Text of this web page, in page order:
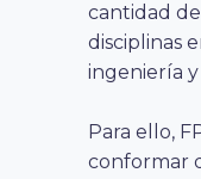
cantidad
disciplinas
ingeniería y
Para ello,
conformar